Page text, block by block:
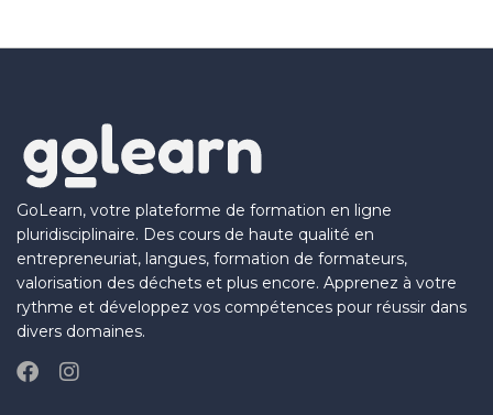
GoLearn, votre plateforme de formation en ligne
pluridisciplinaire. Des cours de haute qualité en
entrepreneuriat, langues, formation de formateurs,
valorisation des déchets et plus encore. Apprenez à votre
rythme et développez vos compétences pour réussir dans
divers domaines.